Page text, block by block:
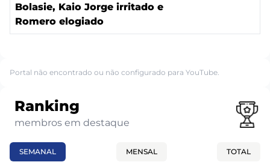
Bolasie, Kaio Jorge irritado e
Romero elogiado
Portal não encontrado ou não configurado para YouTube.
Ranking
membros em destaque
SEMANAL MENSAL TOTAL